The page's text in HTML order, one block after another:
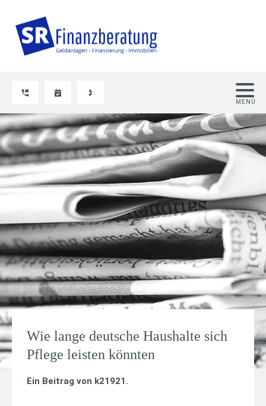
Wie lange deutsche Haushalte sich
Pflege leisten könnten
Ein Beitrag von k21921 .